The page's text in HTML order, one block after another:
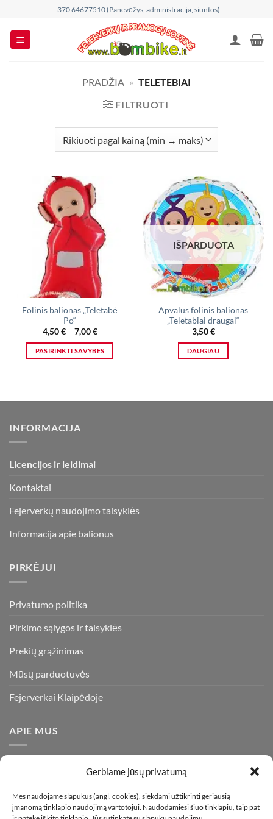
Gerbiame jūsų privatumą
Mes naudojame slapukus (angl. cookies), siekdami užtikrinti geriausią
įmanomą tinklapio naudojimą vartotojui. Naudodamiesi šiuo tinklapiu, taip pat
content
+370 64677510 (Panevėžys, administracija, siuntos)
PRADŽIA » TELETEBIAI
FILTRUOTI
Folinis balionas „Teletabė
Po“
4,50€ – 7,00€Price
4,50 €
through
PASIRINKTI SAVYBES
multiple
The
be
product
page
IŠPARDUOTA
Apvalus folinis balionas
„Teletabiai draugai“
3,50€
DAUGIAU
INFORMACIJA
Licencijos ir leidimai
Kontaktai
Fejerverkų naudojimo taisyklės
Informacija apie balionus
PIRKĖJUI
Privatumo politika
Pirkimo sąlygos ir taisyklės
Prekių grąžinimas
Mūsų parduotuvės
Fejerverkai Klaipėdoje
APIE MUS
visada stengiamės pasiūlyti tik kokybiškiausius ir geriausius
gaminius už bene mažiausią kainą rinkoje. Prekes pristatome
visoje Lietuvoje.